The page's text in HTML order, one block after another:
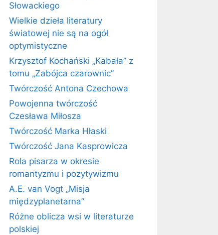
Słowackiego
Wielkie dzieła literatury
światowej nie są na ogół
optymistyczne
Krzysztof Kochański „Kabała” z
tomu „Zabójca czarownic”
Twórczość Antona Czechowa
Powojenna twórczość
Czesława Miłosza
Twórczość Marka Hłaski
Twórczość Jana Kasprowicza
Rola pisarza w okresie
romantyzmu i pozytywizmu
A.E. van Vogt „Misja
międzyplanetarna”
Różne oblicza wsi w literaturze
polskiej